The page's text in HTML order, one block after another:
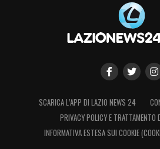
SCARICA L’APP DI LAZIO NEWS 24
PRIVACY POLICY E TRATTAMENTO
INFORMATIVA ESTESA SUI COOKIE